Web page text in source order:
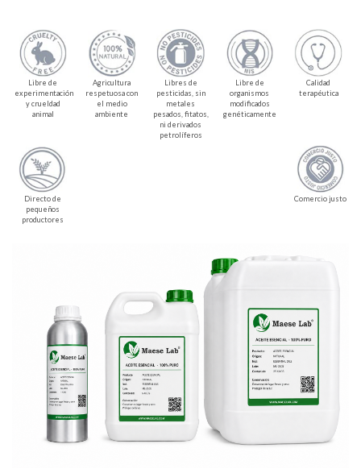
Libre de
experimentación
y crueldad
animal
Agricultura
respetuosa con
el medio
ambiente
Libres de
pesticidas, sin
metales
pesados, fitatos,
ni derivados
petrolíferos
Libre de
organismos
modificados
genéticamente
Calidad
terapéutica
Directo de
pequeños
productores
Comercio justo